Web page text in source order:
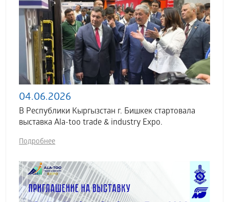
04.06.2026
В Республики Кыргызстан г. Бишкек стартовала
выставка Аla-too trade & industry Expo.
Подробнее